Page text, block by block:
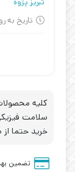
تاریخ به
کلیه
سلامت
خرید حتما
تضمین